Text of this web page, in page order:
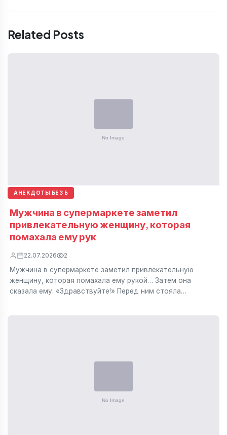
Related Posts
АНЕКДОТЫ БЕЗ Б
Мужчина в супермаркете заметил
привлекательную женщину, которая
помахала ему рук
22.07.2026 2
Мужчина в супермаркете заметил привлекательную
женщину, которая помахала ему рукой… Затем она
сказала ему: «Здравствуйте!» Перед ним стояла…